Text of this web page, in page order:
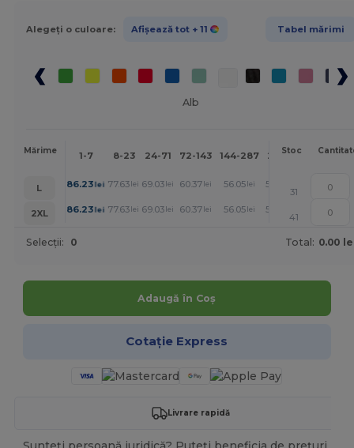
Alegeți o culoare: Afișează tot + 11 Tabel mărimi
Alb
Mărime 1-7 8-23 24-71 72-143 144-287 288 +
Mai
Stoc
L 86.23lei 77.63 lei 69.03 lei 60.37 lei 56.05 lei 51.77
31
2XL
86.23lei 77.63 lei 69.03 lei 60.37 lei 56.05 lei 51.77
41
Selecții: 0 Total: 0.00
Adaugă în Coș
Cotație Express
Livrare rapidă